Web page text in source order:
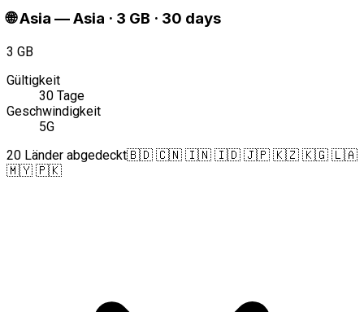
🌐Asia —Asia · 3 GB · 30 days
3 GB
Gültigkeit
30 Tage
Geschwindigkeit
5G
20 Länder abgedeckt🇧🇩 🇨🇳 🇮🇳 🇮🇩 🇯🇵 🇰🇿 🇰🇬 🇱🇦
🇲🇾 🇵🇰